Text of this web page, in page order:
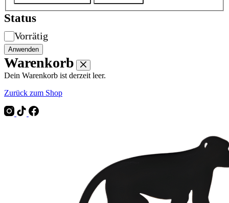
Status
Verfügbarkeit
Vorrätig
Anwenden
Warenkorb
Dein Warenkorb ist derzeit leer.
Zurück zum Shop